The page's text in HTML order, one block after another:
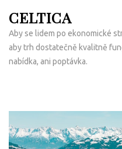
na
obsah
(Enter)
CELTICA
Aby se lidem po ekonomické
aby trh dostatečně kvalitně
nabídka, ani poptávka.